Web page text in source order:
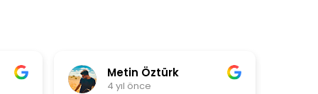
Metin Öztürk
4 yıl önce